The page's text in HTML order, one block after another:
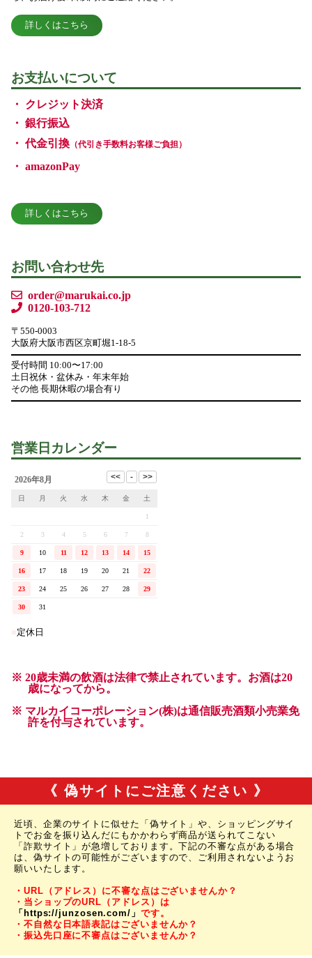
《 偽サイトにご注意ください 》
近頃、企業のサイトに似せた「偽サイト」や、ショッピングサイ
トでお金を振り込んだにもかかわらず商品が送られてこない
「詐欺サイト」が急増しております。下記の不審な点がある場合
は、偽サイトの可能性がございますので、ご利用されないようお
願いいたします。
・URL（アドレス）に不審な点はございませんか？
・当ショップのURL（アドレス）は
「https://junzosen.com/」 です。
・不自然な日本語表記はございませんか？
・振込先口座に不審点はございませんか？